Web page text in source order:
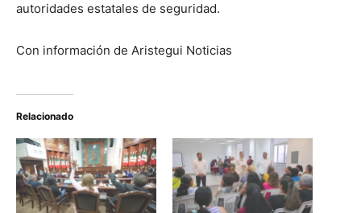
autoridades estatales de seguridad.
Con información de Aristegui Noticias
Relacionado